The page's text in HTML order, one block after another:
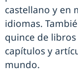
castellano y en
idiomas.
quince de
capítulos y
mundo.